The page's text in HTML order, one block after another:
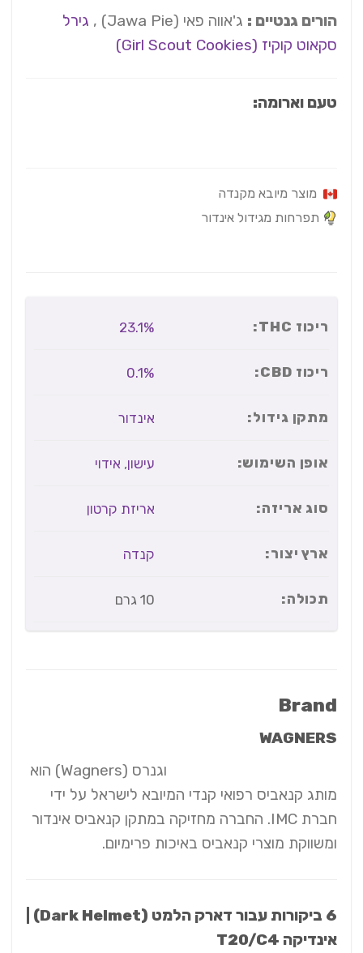
הורים גנטיים :ג'אווה פאי (Jawa Pie) ,
גירל
סקאוט קוקיז (Girl Scout Cookies)
טעם וארומה:
מוצר מיובא מקנדה
תפרחות מגידול אינדור
ריכוז THC: 23.1%
ריכוז CBD: 0.1%
מתקן גידול: אינדור
אופן השימוש: עישון,אידוי
סוג אריזה: אריזת קרטון
ארץ יצור: קנדה
תכולה: 10 גרם
Brand
WAGNERS
וגנרס (Wagners) הוא
מותג קנאביס רפואי קנדי המיובא לישראל על ידי
חברת IMC. החברה מחזיקה במתקן קנאביס אינדור
ומשווקת מוצרי קנאביס באיכות פרימיום.
דארק הלמט (Dark Helmet) |
אינדיקה T20/C4